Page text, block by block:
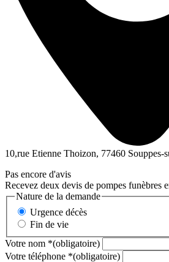
10,rue Etienne Thoizon, 77460 Souppes-
Pas encore d'avis
Recevez deux devis de pompes funèbres
Nature de la demande
Urgence décès
Fin de vie
Votre nom *(obligatoire)
Votre téléphone *(obligatoire)